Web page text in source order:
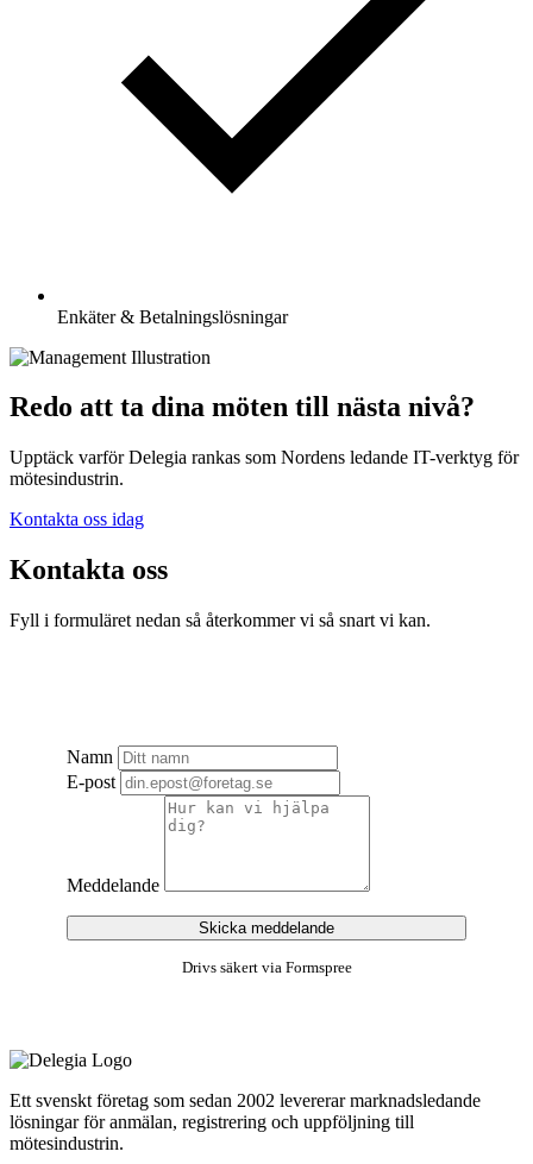
Enkäter & Betalningslösningar
Redo att ta dina möten till nästa nivå?
Upptäck varför Delegia rankas som Nordens ledande IT-verktyg för
mötesindustrin.
Kontakta oss idag
Kontakta oss
Fyll i formuläret nedan så återkommer vi så snart vi kan.
Namn
E-post
Meddelande
Skicka meddelande
Drivs säkert via Formspree
Ett svenskt företag som sedan 2002 levererar marknadsledande
lösningar för anmälan, registrering och uppföljning till
mötesindustrin.